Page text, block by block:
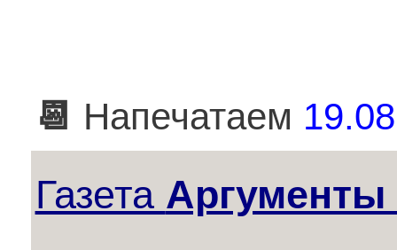
📆 Напечатаем
Газета